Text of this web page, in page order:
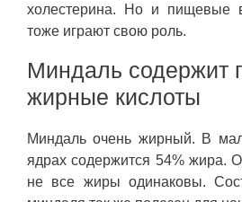
холестерина. Но и пищевые
тоже играют свою роль.
Миндаль содержит
жирные кислоты
Миндаль очень жирный. В
ядрах содержится 54% жира.
не все жиры одинаковы.